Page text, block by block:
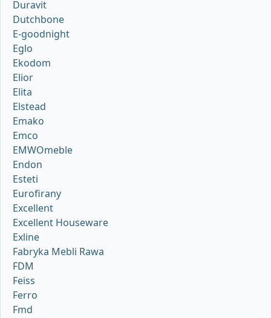
Duravit
Dutchbone
E-goodnight
Eglo
Ekodom
Elior
Elita
Elstead
Emako
Emco
EMWOmeble
Endon
Esteti
Eurofirany
Excellent
Excellent Houseware
Exline
Fabryka Mebli Rawa
FDM
Feiss
Ferro
Fmd